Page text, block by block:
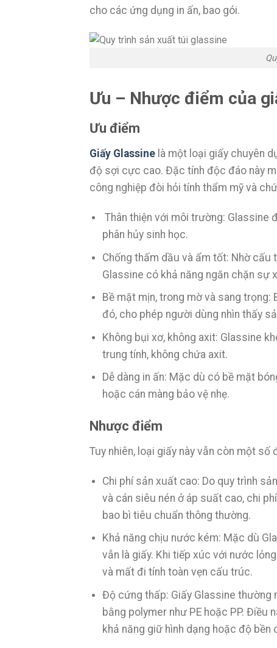
cho các ứng dụng in ấn, bao gói.
Ưu – Nhược điểm của
Ưu điểm
Giấy Glassine là một loại giấy chuyên
độ sợi cực cao. Đặc tính độc đáo này
công nghiệp đòi hỏi tính thẩm mỹ và
Thân thiện với môi trường: Glassine
phân hủy sinh học.
Chống thấm dầu và ẩm tốt: Nhờ
Glassine có khả năng ngăn chặn sự
Bề mặt mịn, trong mờ và sang
đó, cho phép người dùng nhìn thấy
Không bụi xơ, không axit: Glassine
trung tính, không chứa axit.
Dễ dàng in ấn: Mặc dù có bề mặt
hoặc cán màng bảo vệ nhẹ.
Nhược điểm
Tuy nhiên, loại giấy này vẫn còn một
Chi phí sản xuất cao: Do quy trình
và cán siêu nén ở áp suất cao, chi
bao bì tiêu chuẩn thông thường.
Khả năng chịu nước kém: Mặc dù
vẫn là giấy. Khi tiếp xúc với nước
và mất đi tính toàn vẹn cấu trúc.
Độ cứng thấp: Giấy Glassine thường
bằng polymer như PE hoặc PP. Điều
khả năng giữ hình dạng hoặc độ bền